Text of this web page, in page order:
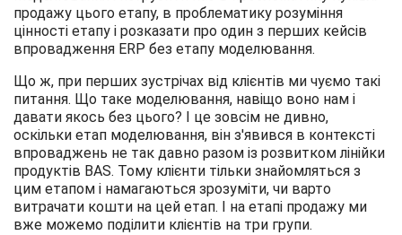
продажу цього етапу, в проблематику розуміння
цінності етапу і розказати про один з перших кейсів
впровадження ERP без етапу моделювання.
Що ж, при перших зустрічах від клієнтів ми чуємо такі
питання. Що таке моделювання, навіщо воно нам і
давати якось без цього? І це зовсім не дивно,
оскільки етап моделювання, він з'явився в контексті
впроваджень не так давно разом із розвитком лінійки
продуктів BAS. Тому клієнти тільки знайомляться з
цим етапом і намагаються зрозуміти, чи варто
витрачати кошти на цей етап. І на етапі продажу ми
вже можемо поділити клієнтів на три групи.